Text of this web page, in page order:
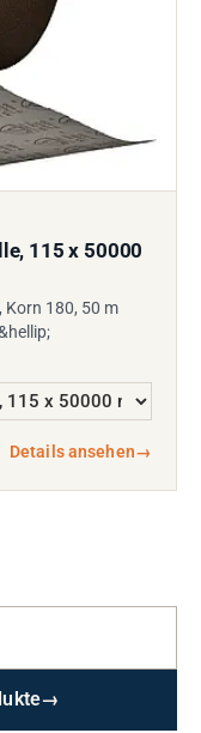
115 x 50000
Korn 180, 50 m
Details ansehen→
→